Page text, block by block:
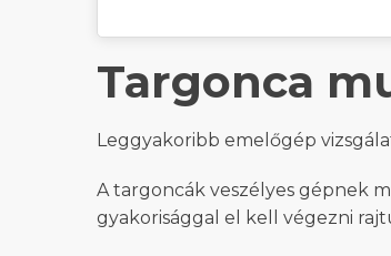
Targonca
Leggyakoribb emelőgép
A targoncák veszélyes gépnek
gyakorisággal el kell végezni